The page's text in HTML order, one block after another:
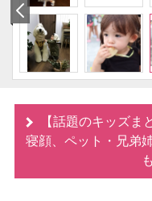
【話題のキッズ
寝顔、ペット・兄弟